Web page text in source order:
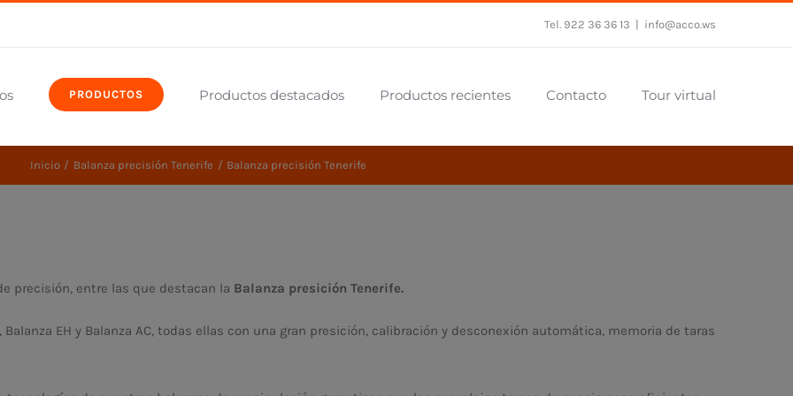
Tel. 922 36 36 13 info@acco.ws
PRODUCTOS Productos destacados Productos recientes Contacto Tour virtual
Inicio Balanza precisión Tenerife Balanza precisión Tenerife
precisión, entre las que destacan la Balanza presición Tenerife.
Balanza EH y Balanza AC, todas ellas con una gran presición, calibración y desconexión automática, memoria de taras